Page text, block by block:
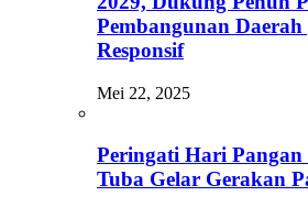
Pembangunan
Responsif
Mei 22, 2025
Peringati Hari Pangan
Tuba Gelar Gerakan